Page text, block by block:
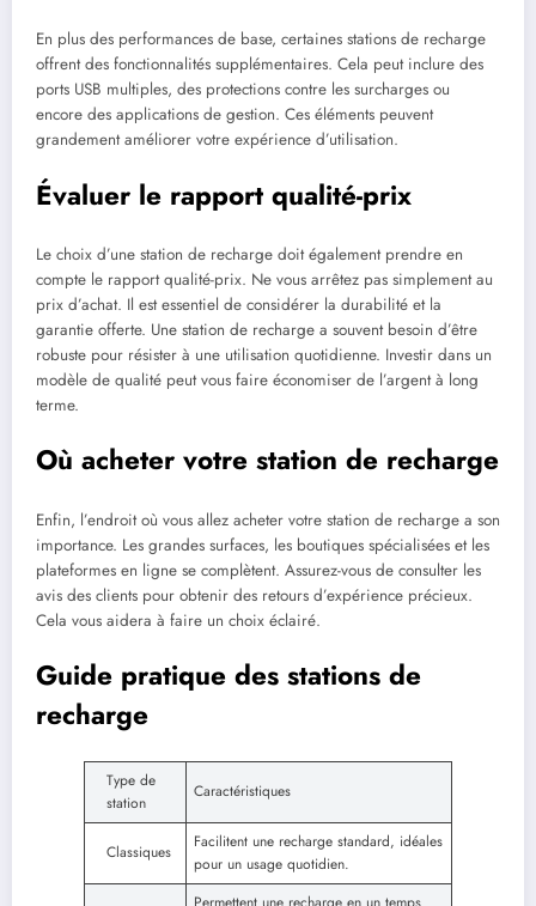
En plus des performances de base, certaines stations de recharge
offrent des fonctionnalités supplémentaires. Cela peut inclure des
ports USB multiples, des protections contre les surcharges ou
encore des applications de gestion. Ces éléments peuvent
grandement améliorer votre expérience d’utilisation.
Évaluer le rapport qualité-prix
Le choix d’une station de recharge doit également prendre en
compte le rapport qualité-prix. Ne vous arrêtez pas simplement au
prix d’achat. Il est essentiel de considérer la durabilité et la
garantie offerte. Une station de recharge a souvent besoin d’être
robuste pour résister à une utilisation quotidienne. Investir dans un
modèle de qualité peut vous faire économiser de l’argent à long
terme.
Où acheter votre station de recharge
Enfin, l’endroit où vous allez acheter votre station de recharge a son
importance. Les grandes surfaces, les boutiques spécialisées et les
plateformes en ligne se complètent. Assurez-vous de consulter les
avis des clients pour obtenir des retours d’expérience précieux.
Cela vous aidera à faire un choix éclairé.
Guide pratique des stations de
recharge
Type de
station
Caractéristiques
Classiques
Facilitent une recharge standard, idéales
pour un usage quotidien.